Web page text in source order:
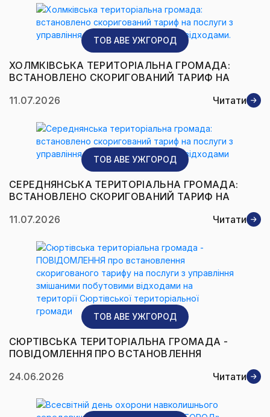
ТОВ AВЕ УЖГОРОД
ХОЛМКІВСЬКА ТЕРИТОРІАЛЬНА ГРОМАДА:
ВСТАНОВЛЕНО СКОРИГОВАНИЙ ТАРИФ НА
ПОБУТОВИМИ ВІДХОДАМИ.
11.07.2026 Читати
ТОВ AВЕ УЖГОРОД
СЕРЕДНЯНСЬКА ТЕРИТОРІАЛЬНА ГРОМАДА:
ВСТАНОВЛЕНО СКОРИГОВАНИЙ ТАРИФ НА
ПОБУТОВИМИ ВІДХОДАМИ
11.07.2026 Читати
ТОВ AВЕ УЖГОРОД
СЮРТІВСЬКА ТЕРИТОРІАЛЬНА ГРОМАДА -
ПОВІДОМЛЕННЯ ПРО ВСТАНОВЛЕННЯ
УПРАВЛІННЯ ЗМІШАНИМИ ПОБУТОВИМИ
ТЕРИТОРІАЛЬНОЇ ГРОМАДИ
24.06.2026 Читати